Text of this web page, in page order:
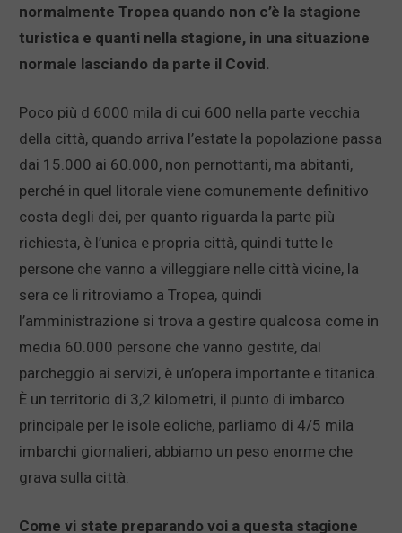
normalmente Tropea quando non c’è la stagione
turistica e quanti nella stagione, in una situazione
normale lasciando da parte il Covid.
Poco più d 6000 mila di cui 600 nella parte vecchia
della città, quando arriva l’estate la popolazione passa
dai 15.000 ai 60.000, non pernottanti, ma abitanti,
perché in quel litorale viene comunemente definitivo
costa degli dei, per quanto riguarda la parte più
richiesta, è l’unica e propria città, quindi tutte le
persone che vanno a villeggiare nelle città vicine, la
sera ce li ritroviamo a Tropea, quindi
l’amministrazione si trova a gestire qualcosa come in
media 60.000 persone che vanno gestite, dal
parcheggio ai servizi, è un’opera importante e titanica.
È un territorio di 3,2 kilometri, il punto di imbarco
principale per le isole eoliche, parliamo di 4/5 mila
imbarchi giornalieri, abbiamo un peso enorme che
grava sulla città.
Come vi state preparando voi a questa stagione